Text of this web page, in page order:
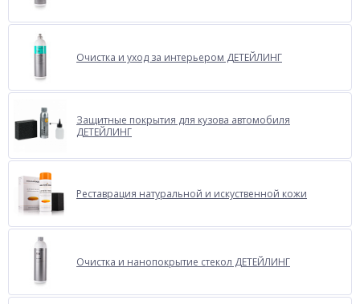
Очистка и уход за интерьером ДЕТЕЙЛИНГ
Защитные покрытия для кузова автомобиля
ДЕТЕЙЛИНГ
Реставрация натуральной и искуственной кожи
Очистка и нанопокрытие стекол ДЕТЕЙЛИНГ